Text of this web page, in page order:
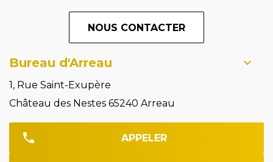
NOUS CONTACTER
Bureau d'Arreau
1, Rue Saint-Exupère
Château des Nestes 65240 Arreau
APPELER